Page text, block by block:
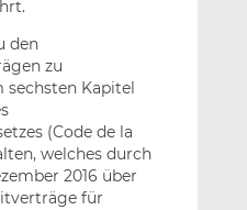
den
zu
Kapitel
(Code de la
welches durch
2016 über
für